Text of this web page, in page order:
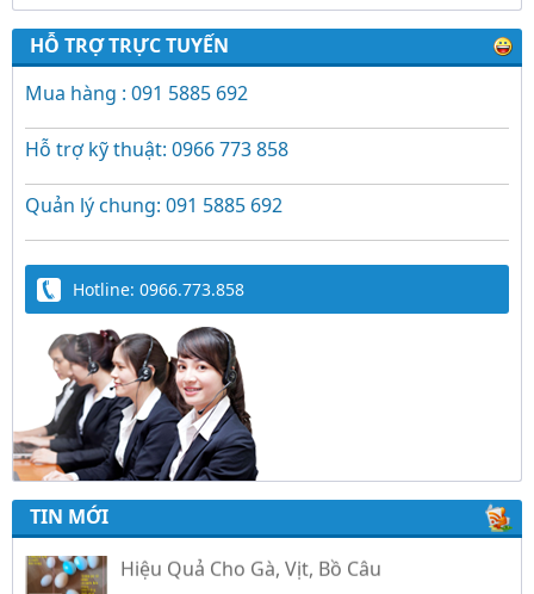
HỖ TRỢ TRỰC TUYẾN
Mua hàng : 091 5885 692
Hỗ trợ kỹ thuật: 0966 773 858
Quản lý chung: 091 5885 692
Hotline: 0966.773.858
TIN MỚI
Trứng Giả Lộc Phát Có Nước - Giải Pháp Ấp
Hiệu Quả Cho Gà, Vịt, Bồ Câu